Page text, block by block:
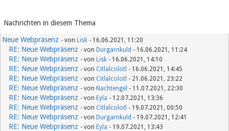
Nachrichten in diesem Thema
Neue Webpräsenz - von Lisk - 16.06.2021, 11:20
RE: Neue Webpräsenz - von Durgarnkuld - 16.06.2021, 11:24
RE: Neue Webpräsenz - von Lisk - 16.06.2021, 14:10
RE: Neue Webpräsenz - von Citlalcolotl - 16.06.2021, 14:45
RE: Neue Webpräsenz - von Citlalcolotl - 21.06.2021, 23:22
RE: Neue Webpräsenz - von Nachtengel - 11.07.2021, 22:30
RE: Neue Webpräsenz - von Eyla - 12.07.2021, 13:36
RE: Neue Webpräsenz - von Citlalcolotl - 19.07.2021, 00:50
RE: Neue Webpräsenz - von Durgarnkuld - 19.07.2021, 12:41
RE: Neue Webpräsenz - von Eyla - 19.07.2021, 13:43